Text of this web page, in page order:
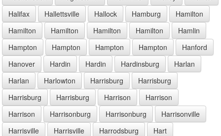
Halifax
Hallettsville Hallock Hamburg
Hamilton
Hamilton
Hamilton Hamilton Hamilton
Hamlin
Hampton
Hampton Hampton Hampton
Hanford
Hanover
Hardin Hardin Hardinsburg
Harlan
Harlan
Harlowton Harrisburg
Harrisburg
Harrisburg
Harrisburg Harrison
Harrison
Harrison
Harrisonburg Harrisonburg
Harrisonville
Harrisville
Harrisville Harrodsburg
Hart